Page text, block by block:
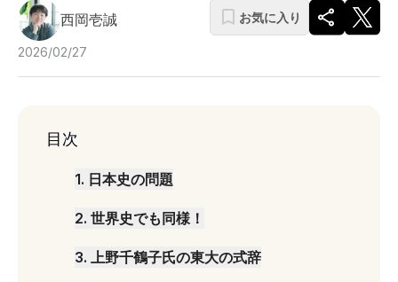
西岡壱誠
2026/02/27
お気に入り
目次
1. 日本史の問題
2. 世界史でも同様！
3. 上野千鶴子氏の東大の式辞